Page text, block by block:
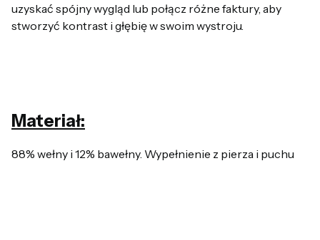
uzyskać spójny wygląd lub połącz różne faktury, aby
stworzyć kontrast i głębię w swoim wystroju.
Materiał:
88% wełny i 12% bawełny. Wypełnienie z pierza i puchu